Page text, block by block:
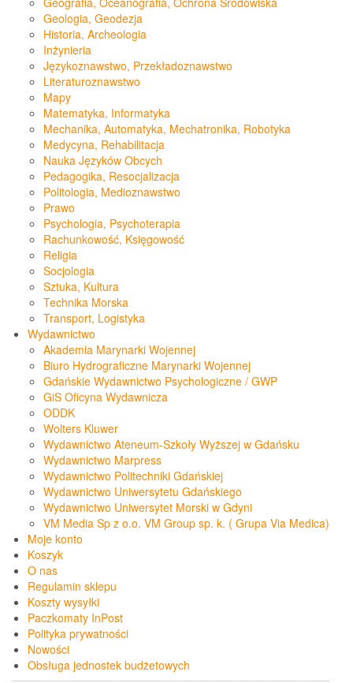
Geologia, Geodezja
Historia, Archeologia
Inżynieria
Językoznawstwo, Przekładoznawstwo
Literaturoznawstwo
Mapy
Matematyka, Informatyka
Mechanika, Automatyka, Mechatronika, Robotyka
Medycyna, Rehabilitacja
Nauka Języków Obcych
Pedagogika, Resocjalizacja
Politologia, Medioznawstwo
Prawo
Psychologia, Psychoterapia
Rachunkowość, Księgowość
Religia
Socjologia
Sztuka, Kultura
Technika Morska
Transport, Logistyka
Wydawnictwo
Akademia Marynarki Wojennej
Biuro Hydrograficzne Marynarki Wojennej
Gdańskie Wydawnictwo Psychologiczne / GWP
GiS Oficyna Wydawnicza
ODDK
Wolters Kluwer
Wydawnictwo Ateneum-Szkoły Wyższej w Gdańsku
Wydawnictwo Marpress
Wydawnictwo Politechniki Gdańskiej
Wydawnictwo Uniwersytetu Gdańskiego
Wydawnictwo Uniwersytet Morski w Gdyni
VM Media Sp z o.o. VM Group sp. k. ( Grupa Via Medica)
Moje konto
Koszyk
O nas
Regulamin sklepu
Koszty wysyłki
Paczkomaty InPost
Polityka prywatności
Nowości
Obsługa jednostek budżetowych